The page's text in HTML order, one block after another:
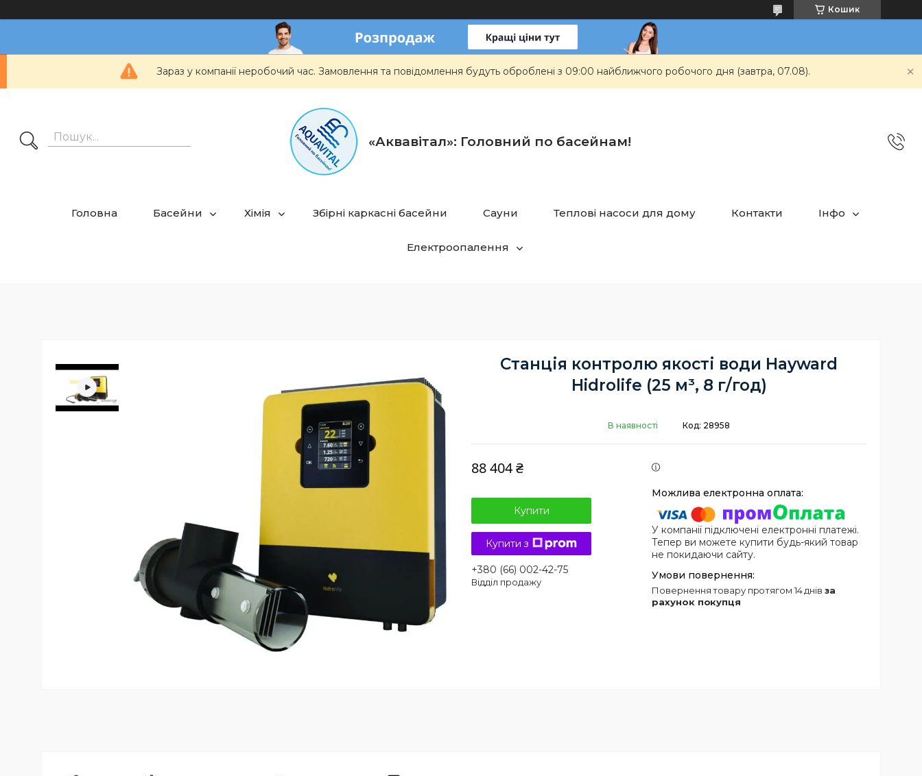
Кошик
Зараз у компанії неробочий час. Замовлення та повідомлення будуть оброблені з 09:00 найближчого робочого дня (завтра, 07.08).
«Аквавітал»: Головний по басейнам!
Головна Басейни Хімія Збірні каркасні басейни Сауни Теплові насоси для дому Контакти Інфо
Електроопалення
Станція контролю якості води Hayward
Hidrolife (25 м³, 8 г/год)
В наявності Код: 28958
88 404 ₴
Купити
Купити з
+380 (66) 002-42-75
Відділ продажу
У компанії підключені електронні платежі.
Тепер ви можете купити будь-який товар
не покидаючи сайту.
повернення товару протягом 14 днів за
рахунок покупця